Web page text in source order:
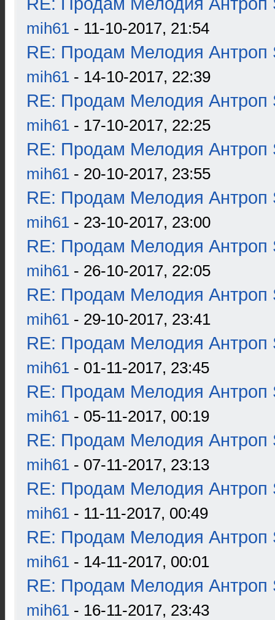
mih61 - 11-10-2017, 21:54
RE: Продам Мелодия Антроп
mih61 - 14-10-2017, 22:39
RE: Продам Мелодия Антроп
mih61 - 17-10-2017, 22:25
RE: Продам Мелодия Антроп
mih61 - 20-10-2017, 23:55
RE: Продам Мелодия Антроп
mih61 - 23-10-2017, 23:00
RE: Продам Мелодия Антроп
mih61 - 26-10-2017, 22:05
RE: Продам Мелодия Антроп
mih61 - 29-10-2017, 23:41
RE: Продам Мелодия Антроп
mih61 - 01-11-2017, 23:45
RE: Продам Мелодия Антроп
mih61 - 05-11-2017, 00:19
RE: Продам Мелодия Антроп
mih61 - 07-11-2017, 23:13
RE: Продам Мелодия Антроп
mih61 - 11-11-2017, 00:49
RE: Продам Мелодия Антроп
mih61 - 14-11-2017, 00:01
RE: Продам Мелодия Антроп
mih61 - 16-11-2017, 23:43